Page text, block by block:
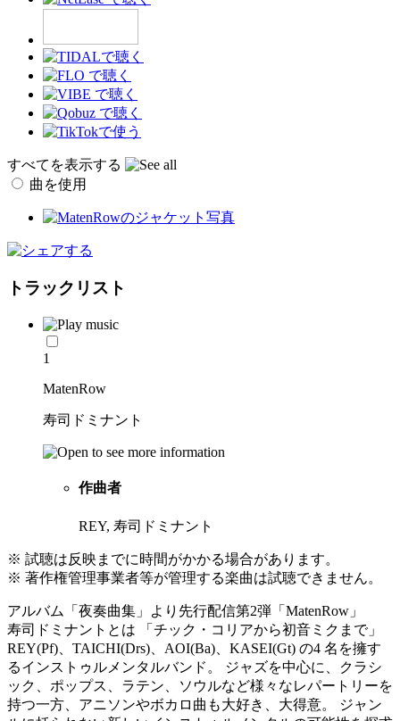
すべてを表示する
曲を使用
トラックリスト
1
MatenRow
寿司ドミナント
作曲者
REY, 寿司ドミナント
※ 試聴は反映までに時間がかかる場合があります。
※ 著作権管理事業者等が管理する楽曲は試聴できません。
アルバム「夜奏曲集」より先行配信第2弾「MatenRow」
寿司ドミナントとは 「チック・コリアから初音ミクまで」
REY(Pf)、TAICHI(Drs)、AOI(Ba)、KASEI(Gt) の4 名を擁す
るインストゥルメンタルバンド。 ジャズを中心に、クラシ
ック、ポップス、ラテン、ソウルなど様々なレパートリーを
持つ一方、アニソンやボカロ曲も大好き、大得意。 ジャン